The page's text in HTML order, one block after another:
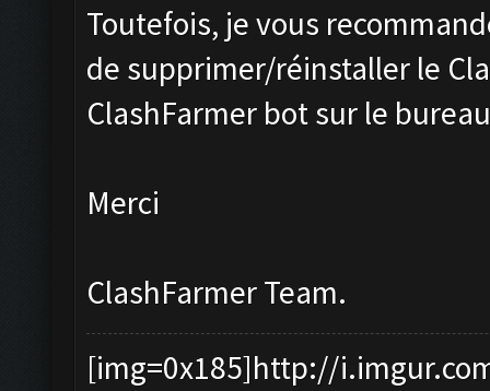
Toutefois, je vous
de supprimer/réinstaller le
ClashFarmer bot sur le
Merci
ClashFarmer Team.
[img=0x185]http://